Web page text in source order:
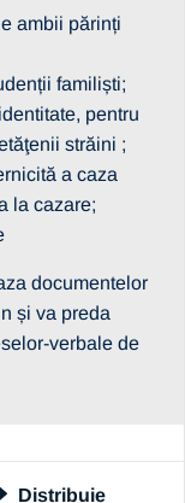
ambii părinți
familiști;
pentru
străini ;
a caza
la cazare;
documentelor
și va preda
verbale de
Distribuie